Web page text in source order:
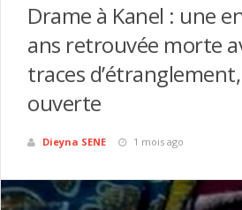
Drame à Kanel : une
ans retrouvée morte
traces
ouverte
Dieyna SENE 1 mois ago